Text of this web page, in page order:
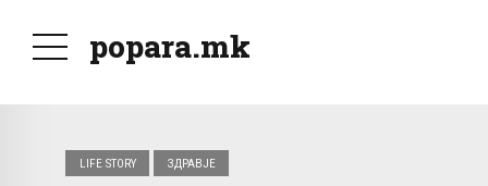
popara.mk
LIFE STORY ЗДРАВЈЕ